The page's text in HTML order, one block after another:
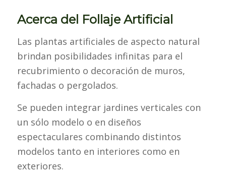
Acerca del Follaje Artificial
Las plantas artificiales de aspecto natural
brindan posibilidades infinitas para el
recubrimiento o decoración de muros,
fachadas o pergolados.
Se pueden integrar jardines verticales con
un sólo modelo o en diseños
espectaculares combinando distintos
modelos tanto en interiores como en
exteriores.